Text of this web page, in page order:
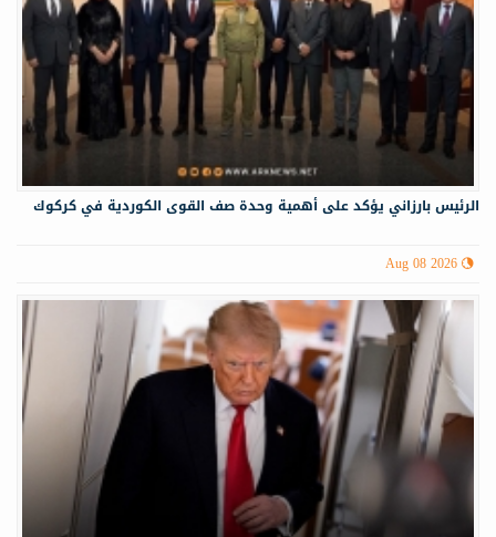
الرئيس بارزاني يؤكد على أهمية وحدة صف القوى الكوردية في كركوك
Aug 08 2026